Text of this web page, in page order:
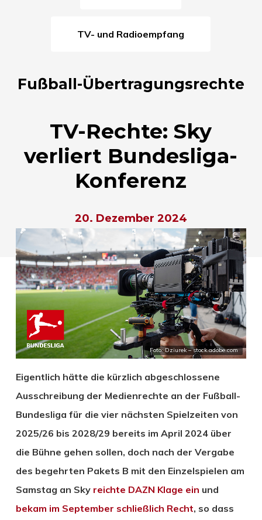
TV- und Radioempfang
Fußball-Übertragungsrechte
TV-Rechte: Sky
verliert Bundesliga-
Konferenz
20. Dezember 2024
Foto: Dziurek – stock.adobe.com
Eigentlich hätte die kürzlich abgeschlossene
Ausschreibung der Medienrechte an der Fußball-
Bundesliga für die vier nächsten Spielzeiten von
2025/26 bis 2028/29 bereits im April 2024 über
die Bühne gehen sollen, doch nach der Vergabe
des begehrten Pakets B mit den Einzelspielen am
Samstag an Sky reichte DAZN Klage ein und
bekam im September schließlich Recht, so dass